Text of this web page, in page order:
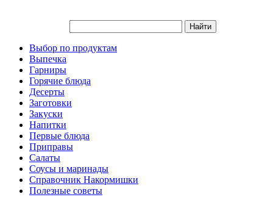
Выбор по продуктам
Выпечка
Гарниры
Горячие блюда
Десерты
Заготовки
Закуски
Напитки
Первые блюда
Приправы
Салаты
Соусы и маринады
Справочник Накормишки
Полезные советы